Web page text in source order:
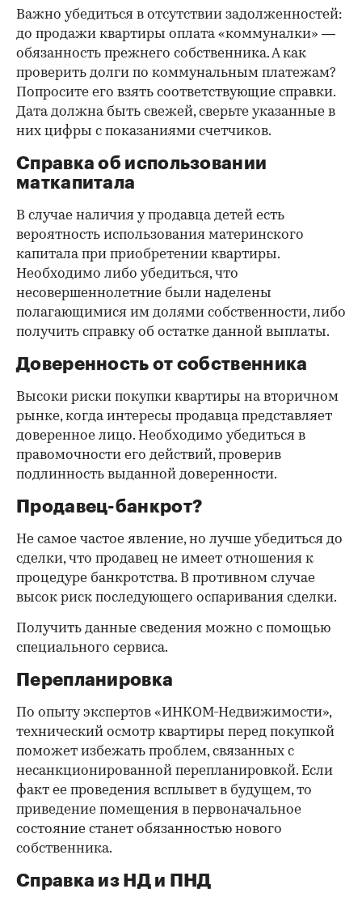
Важно убедиться в отсутствии задолженностей:
до продажи квартиры оплата «коммуналки» —
обязанность прежнего собственника. А как
проверить долги по коммунальным платежам?
Попросите его взять соответствующие справки.
Дата должна быть свежей, сверьте указанные в
них цифры с показаниями счетчиков.
Справка об использовании
маткапитала
В случае наличия у продавца детей есть
вероятность использования материнского
капитала при приобретении квартиры.
Необходимо либо убедиться, что
несовершеннолетние были наделены
полагающимися им долями собственности, либо
получить справку об остатке данной выплаты.
Доверенность от собственника
Высоки риски покупки квартиры на вторичном
рынке, когда интересы продавца представляет
доверенное лицо. Необходимо убедиться в
правомочности его действий, проверив
подлинность выданной доверенности.
Продавец-банкрот?
Не самое частое явление, но лучше убедиться до
сделки, что продавец не имеет отношения к
процедуре банкротства. В противном случае
высок риск последующего оспаривания сделки.
Получить данные сведения можно с помощью
специального сервиса.
Перепланировка
По опыту экспертов «ИНКОМ-Недвижимости»,
технический осмотр квартиры перед покупкой
поможет избежать проблем, связанных с
несанкционированной перепланировкой. Если
факт ее проведения всплывет в будущем, то
приведение помещения в первоначальное
состояние станет обязанностью нового
собственника.
Справка из НД и ПНД